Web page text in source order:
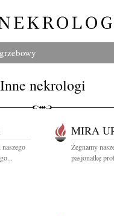
Inne nekrologi
MIRA
Żegnamy
pasjonatkę